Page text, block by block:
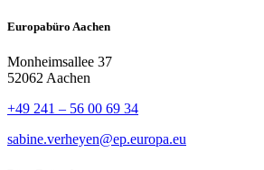
Europabüro Aachen
Monheimsallee 37
52062 Aachen
+49 241 – 56 00 69 34
sabine.verheyen@ep.europa.eu